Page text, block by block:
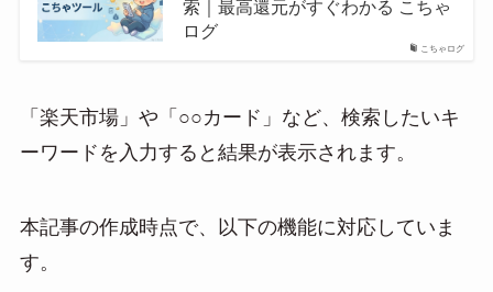
こちゃログ
索｜最高還元がすぐわかる こちゃ
ログ
「楽天市場」や「○○カード」など、検索したいキ
ーワードを入力すると結果が表示されます。
本記事の作成時点で、以下の機能に対応していま
す。